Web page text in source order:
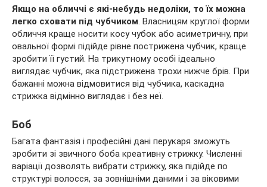
Якщо на обличчі є які-небудь недоліки, то їх можна
легко сховати під чубчиком. Власницям круглої форми
обличчя краще носити косу чубок або асиметричну, при
овальної формі підійде рівне пострижена чубчик, краще
зробити її густий. На трикутному особі ідеально
виглядає чубчик, яка підстрижена трохи нижче брів. При
бажанні можна відмовитися від чубчика, каскадна
стрижка відмінно виглядає і без неї.
Боб
Багата фантазія і професійні дані перукаря зможуть
зробити зі звичного боба креативну стрижку. Численні
варіації дозволять вибрати стрижку, яка підійде по
структурі волосся, за зовнішніми даними і за віковими